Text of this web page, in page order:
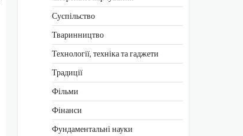
Суспільство
Тваринництво
Технології, техніка та гаджети
Традиції
Фільми
Фінанси
Фундаментальні науки